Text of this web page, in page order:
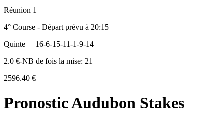
Réunion 1
4° Course - Départ prévu à 20:15
Quinte
16-6-15-11-1-9-14
2.0 €-NB de fois la mise: 21
2596.40 €
Pronostic Audubon Stakes